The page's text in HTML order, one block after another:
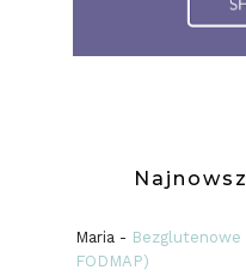
Maria -
FODMAP)